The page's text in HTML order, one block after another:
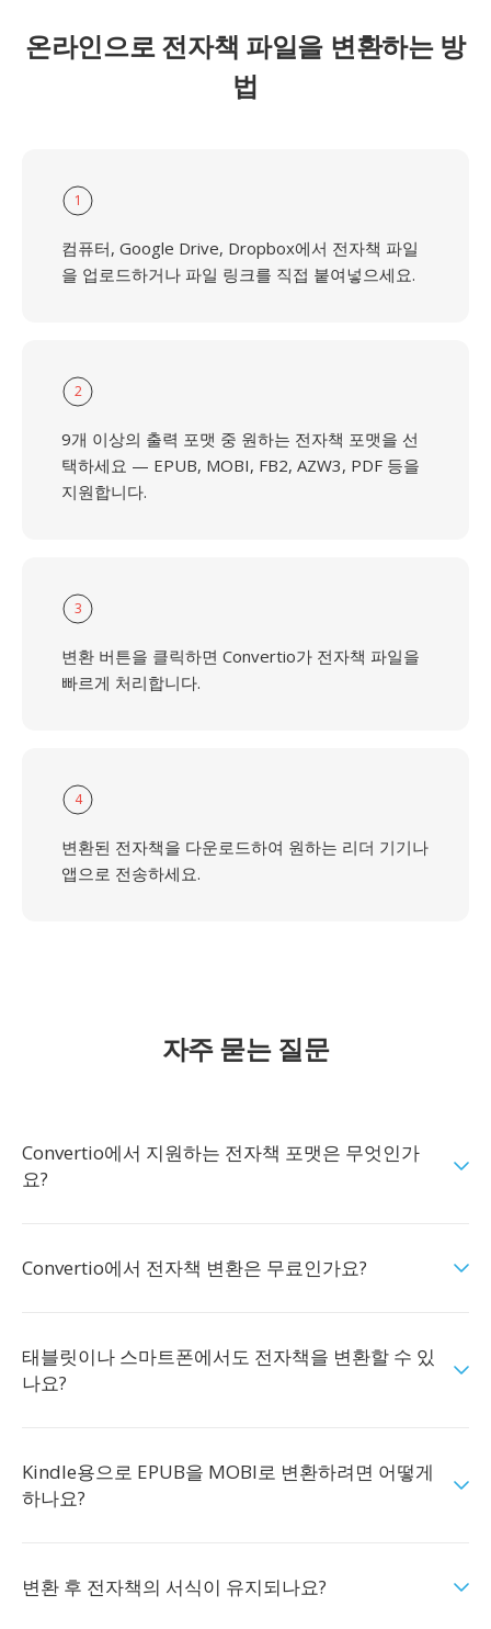
온라인으로 전자책 파일을 변환하는 방
법
1
컴퓨터, Google Drive, Dropbox에서 전자책 파일
을 업로드하거나 파일 링크를 직접 붙여넣으세요.
2
9개 이상의 출력 포맷 중 원하는 전자책 포맷을 선
택하세요 — EPUB, MOBI, FB2, AZW3, PDF 등을
지원합니다.
3
변환 버튼을 클릭하면 Convertio가 전자책 파일을
빠르게 처리합니다.
4
변환된 전자책을 다운로드하여 원하는 리더 기기나
앱으로 전송하세요.
자주 묻는 질문
Convertio에서 지원하는 전자책 포맷은 무엇인가
요?
Convertio에서 전자책 변환은 무료인가요?
태블릿이나 스마트폰에서도 전자책을 변환할 수 있
나요?
Kindle용으로 EPUB을 MOBI로 변환하려면 어떻게
하나요?
변환 후 전자책의 서식이 유지되나요?